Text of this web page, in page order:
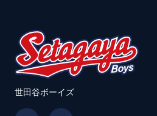
世田谷ボーイズ